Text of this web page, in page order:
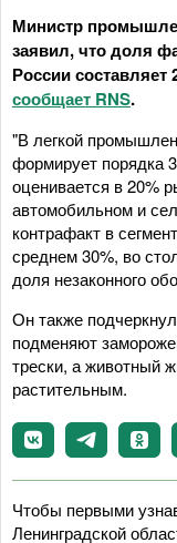
Министр
заявил, что доля
России
сообщает RNS.
"В легкой
формирует порядка
оценивается в 20%
автомобильном и
контрафакт в
среднем 30%, во
доля незаконного
Он также
подменяют
трески, а животный
растительным.
Чтобы первыми
Ленинградской